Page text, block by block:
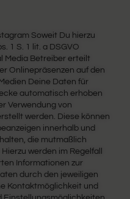
Soweit Du hierzu
1 S. 1 lit. a DSGVO
Media Betreiber erteilt
Onlinepräsenzen auf den
Deine Daten für
automatisch erhoben
Verwendung von
werden. Diese können
innerhalb und
die mutmaßlich
werden im Regelfall
Informationen zur
durch den jeweiligen
Kontaktmöglichkeit und